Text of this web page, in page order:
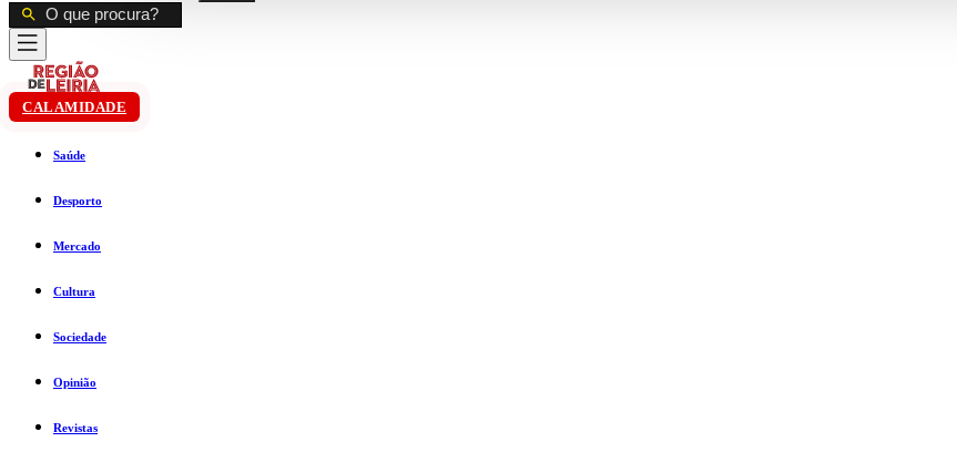
CALAMIDADE
Saúde
Desporto
Mercado
Cultura
Sociedade
Opinião
Revistas